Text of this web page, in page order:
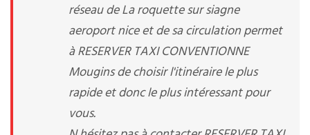
réseau de La roquette sur siagne
aeroport nice et de sa circulation permet
à RESERVER TAXI CONVENTIONNE
Mougins de choisir l'itinéraire le plus
rapide et donc le plus intéressant pour
vous.